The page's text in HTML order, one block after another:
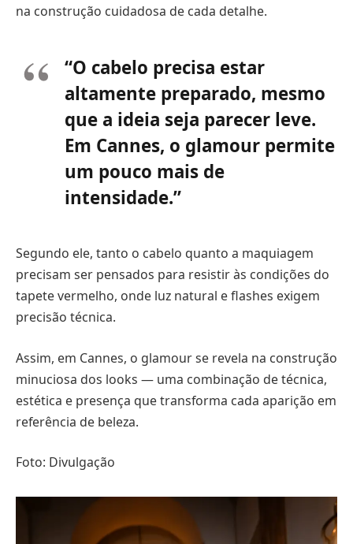
na construção cuidadosa de cada detalhe.
“O cabelo precisa estar
altamente preparado, mesmo
que a ideia seja parecer leve.
Em Cannes, o glamour permite
um pouco mais de
intensidade.”
Segundo ele, tanto o cabelo quanto a maquiagem
precisam ser pensados para resistir às condições do
tapete vermelho, onde luz natural e flashes exigem
precisão técnica.
Assim, em Cannes, o glamour se revela na construção
minuciosa dos looks — uma combinação de técnica,
estética e presença que transforma cada aparição em
referência de beleza.
Foto: Divulgação